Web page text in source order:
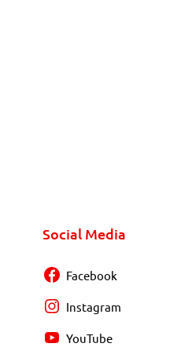
Social Media
Facebook
Instagram
YouTube